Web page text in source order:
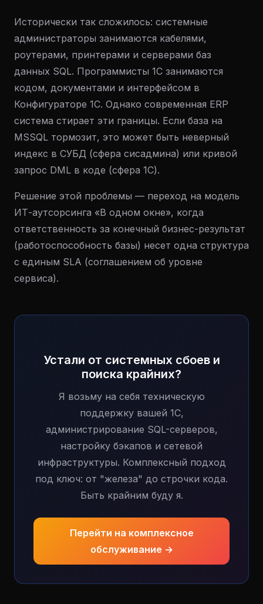
Исторически так сложилось: системные
администраторы занимаются кабелями,
роутерами, принтерами и серверами баз
данных SQL. Программисты 1С занимаются
кодом, документами и интерфейсом в
Конфигураторе 1С. Однако современная ERP
система стирает эти границы. Если база на
MSSQL тормозит, это может быть неверный
индекс в СУБД (сфера сисадмина) или кривой
запрос DML в коде (сфера 1С).
Решение этой проблемы — переход на модель
ИТ-аутсорсинга «В одном окне», когда
ответственность за конечный бизнес-результат
(работоспособность базы) несет одна структура
с единым SLA (соглашением об уровне
сервиса).
Устали от системных сбоев и
поиска крайних?
Я возьму на себя техническую
поддержку вашей 1С,
администрирование SQL-серверов,
настройку бэкапов и сетевой
инфраструктуры. Комплексный подход
под ключ: от "железа" до строчки кода.
Быть крайним буду я.
Перейти на комплексное
обслуживание →